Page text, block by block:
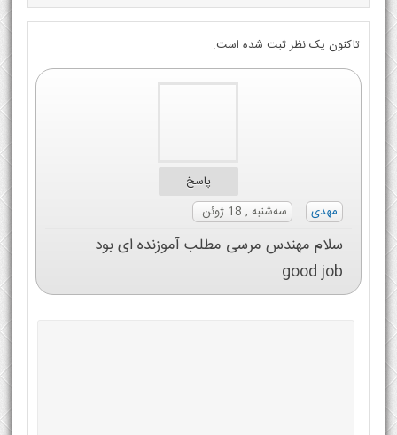
تاکنون یک نظر ثبت شده است.
پاسخ
مهدی
سه‌شنبه , 18 ژوئن
سلام مهندس مرسی مطلب آموزنده ای بود
good job